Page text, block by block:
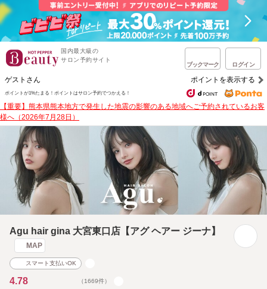
国内最大級の
サロン予約サイト
ブックマーク ログイン
ゲストさん ポイントを表示する
ポイントが1%たまる！ ポイントはサロン予約でつかえる！
【重要】熊本県熊本地方で発生した地震の影響のある地域へご予約されているお客
様へ（2026年7月28日）
Agu hair gina 大宮東口店【アグ ヘアー ジーナ】
MAP
スマート支払いOK
4.78 （1669件）